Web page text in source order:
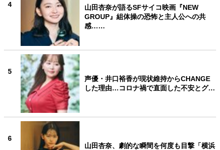
4
山田杏奈が語るSFサイコ映画『NEW
GROUP』組体操の恐怖と主人公への共
感……
5
声優・井口裕香が現状維持からCHANGE
した理由…コロナ禍で直面した不安とグ…
6
山田杏奈、劇的な瞬間を何度も目撃「横浜